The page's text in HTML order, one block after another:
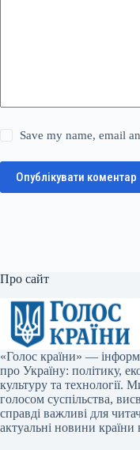
Save my name, email
Опублікувати коментар
Про сайт
«Голос країни» —
про Україну: політику,
культуру та технології.
голосом суспільства,
справді важливі для
актуальні новини країни